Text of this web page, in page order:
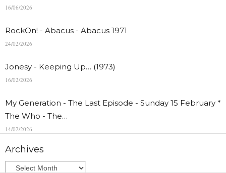
16/06/2026
RockOn! - Abacus - Abacus 1971
24/02/2026
Jonesy - Keeping Up… (1973)
16/02/2026
My Generation - The Last Episode - Sunday 15 February *
The Who - The…
14/02/2026
Archives